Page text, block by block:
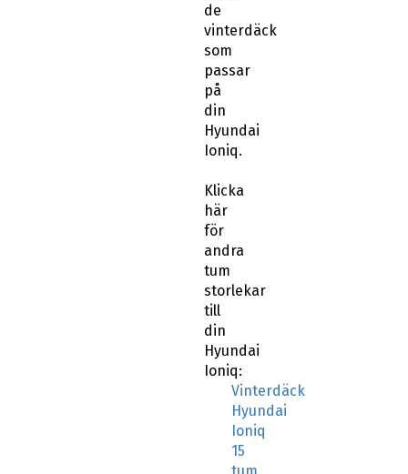
de
vinterdäck
som
passar
på
din
Hyundai
Ioniq.
Klicka
här
för
andra
tum
storlekar
till
din
Hyundai
Ioniq:
Vinterdäck
Hyundai
Ioniq
15
tum